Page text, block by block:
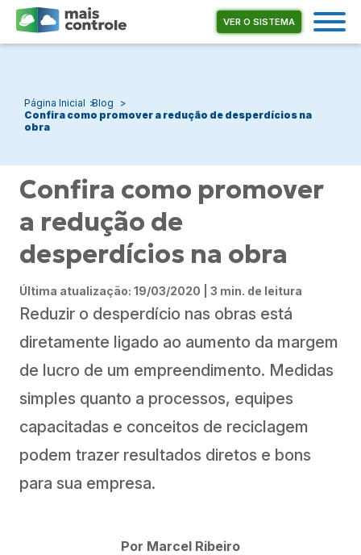
VER O SISTEMA
Página Inicial Blog
Confira como promover a redução de desperdícios na
obra
Confira como promover
a redução de
desperdícios na obra
Última atualização: 19/03/2020 | 3 min. de leitura
Reduzir o desperdício nas obras está
diretamente ligado ao aumento da margem
de lucro de um empreendimento. Medidas
simples quanto a processos, equipes
capacitadas e conceitos de reciclagem
podem trazer resultados diretos e bons
para sua empresa.
Por Marcel Ribeiro